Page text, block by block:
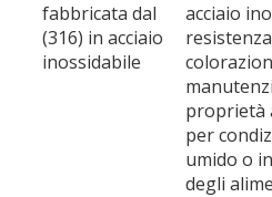
fabbricata dal
(316) in acciaio
inossidabile
acciaio
proprietà
per
umido o
degli